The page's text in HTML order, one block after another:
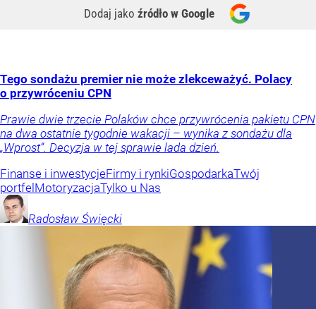
Dodaj jako źródło w Google
Tego sondażu premier nie może zlekceważyć. Polacy
o przywróceniu CPN
Prawie dwie trzecie Polaków chce przywrócenia pakietu CPN
na dwa ostatnie tygodnie wakacji – wynika z sondażu dla
„Wprost”. Decyzja w tej sprawie lada dzień.
Finanse i inwestycjeFirmy i rynkiGospodarkaTwój
portfelMotoryzacjaTylko u Nas
Radosław Święcki